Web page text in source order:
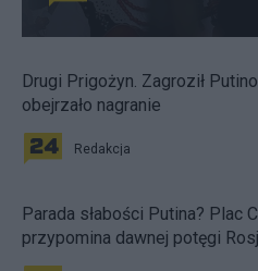
Drugi Prigożyn. Zagroził
obejrzało nagranie
Redakcja
Parada słabości Putina? Plac
przypomina dawnej potęgi